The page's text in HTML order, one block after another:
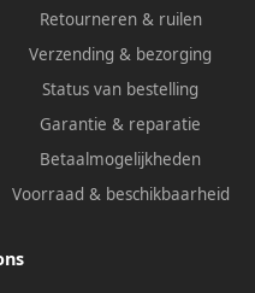
Retourneren & ruilen
Verzending & bezorging
Status van bestelling
Garantie & reparatie
Betaalmogelijkheden
Voorraad & beschikbaarheid